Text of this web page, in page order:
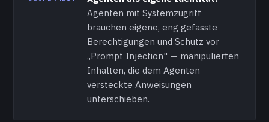
Agenten mit Systemzugriff
brauchen eigene, eng gefasste
Berechtigungen und Schutz vor
„Prompt Injection" — manipulierten
Inhalten, die dem Agenten
versteckte Anweisungen
unterschieben.